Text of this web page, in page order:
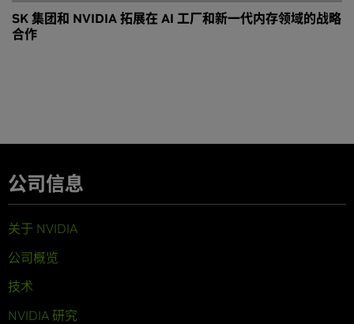
SK 集团和 NVIDIA 拓展在 AI 工厂和新一代内存领域的战略
合作
公司信息
关于 NVIDIA
公司概览
技术
NVIDIA 研究